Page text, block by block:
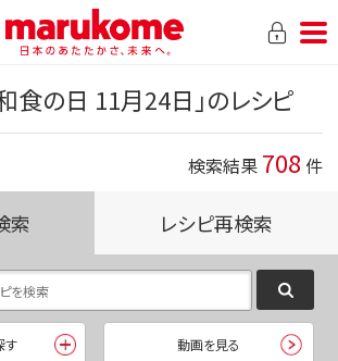
食の日 11月24日」のレシピ
検索結果 708 件
索 レシピ再検索
す 動画を見る